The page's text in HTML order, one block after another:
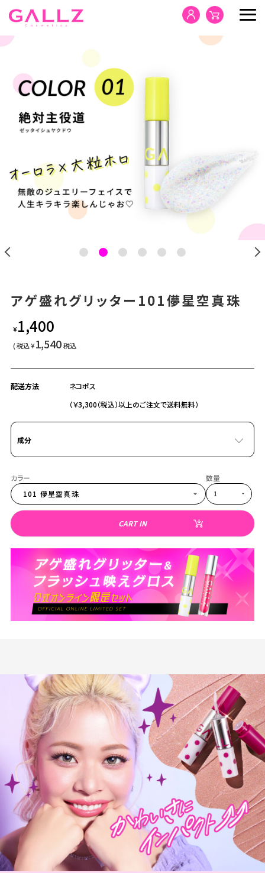
HOME
PRODUCTS
NEWS
SDGs
アゲ盛れグリッター101儚星空真珠
¥1,400
¥1,540税込
配送方法
ネコポス
（￥3,300（税込）以上のご注文で送料無料）
成分
101 儚星空真珠
CART IN